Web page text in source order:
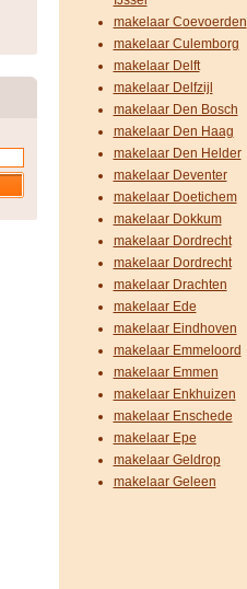
makelaar Coevoerden
makelaar Culemborg
makelaar Delft
makelaar Delfzijl
makelaar Den Bosch
makelaar Den Haag
makelaar Den Helder
makelaar Deventer
makelaar Doetichem
makelaar Dokkum
makelaar Dordrecht
makelaar Dordrecht
makelaar Drachten
makelaar Ede
makelaar Eindhoven
makelaar Emmeloord
makelaar Emmen
makelaar Enkhuizen
makelaar Enschede
makelaar Epe
makelaar Geldrop
makelaar Geleen